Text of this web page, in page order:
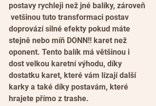
postavy rychleji než jné balíky, zároveň
vetšinou tuto transformaci postav
doprovází silné efekty pokud máte
stejně nebo míň DONN!! karet než
oponent. Tento balík má většinou i
dost velkou karetní výhodu, díky
dostatku karet, které vám lízají další
karky a také díky postavám, které
hrajete přímo z trashe.